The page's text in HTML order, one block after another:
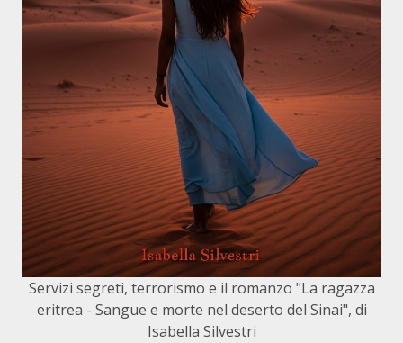
Servizi segreti, terrorismo e il romanzo "La ragazza
eritrea - Sangue e morte nel deserto del Sinai", di
Isabella Silvestri